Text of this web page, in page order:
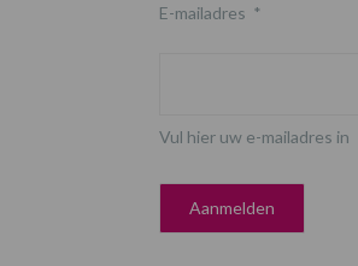
E-mailadres *
Vul hier uw e-mailadres in